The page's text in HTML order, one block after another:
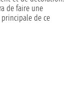
de faire une
de ce